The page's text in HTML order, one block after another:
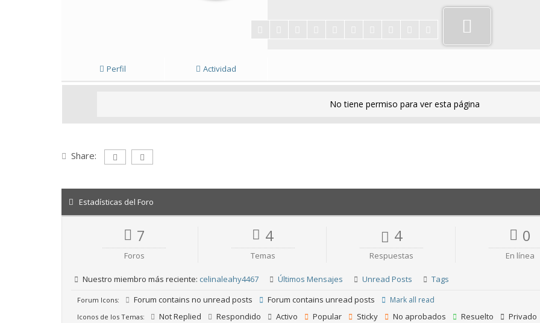
Perfil Actividad
No tiene permiso para ver esta página
Share:
Estadísticas del Foro
7
Foros
4
Temas
4
Respuestas
0
En línea
Nuestro miembro más reciente: celinaleahy4467 Últimos Mensajes Unread Posts Tags
Forum Icons: Forum contains no unread posts Forum contains unread posts Mark all read
Iconos de los Temas: Not Replied Respondido Activo Popular Sticky No aprobados Resuelto Privado